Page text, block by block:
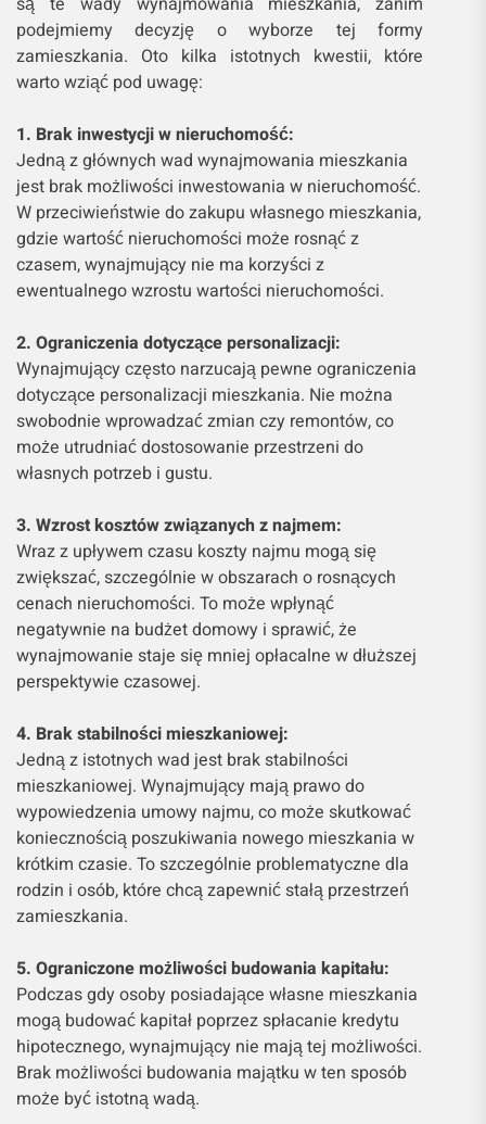
podejmiemy decyzję o wyborze tej formy
zamieszkania. Oto kilka istotnych kwestii, które
warto wziąć pod uwagę:
1. Brak inwestycji w nieruchomość:
Jedną z głównych wad wynajmowania mieszkania
jest brak możliwości inwestowania w nieruchomość.
W przeciwieństwie do zakupu własnego mieszkania,
gdzie wartość nieruchomości może rosnąć z
czasem, wynajmujący nie ma korzyści z
ewentualnego wzrostu wartości nieruchomości.
2. Ograniczenia dotyczące personalizacji:
Wynajmujący często narzucają pewne ograniczenia
dotyczące personalizacji mieszkania. Nie można
swobodnie wprowadzać zmian czy remontów, co
może utrudniać dostosowanie przestrzeni do
własnych potrzeb i gustu.
3. Wzrost kosztów związanych z najmem:
Wraz z upływem czasu koszty najmu mogą się
zwiększać, szczególnie w obszarach o rosnących
cenach nieruchomości. To może wpłynąć
negatywnie na budżet domowy i sprawić, że
wynajmowanie staje się mniej opłacalne w dłuższej
perspektywie czasowej.
4. Brak stabilności mieszkaniowej:
Jedną z istotnych wad jest brak stabilności
mieszkaniowej. Wynajmujący mają prawo do
wypowiedzenia umowy najmu, co może skutkować
koniecznością poszukiwania nowego mieszkania w
krótkim czasie. To szczególnie problematyczne dla
rodzin i osób, które chcą zapewnić stałą przestrzeń
zamieszkania.
5. Ograniczone możliwości budowania kapitału:
Podczas gdy osoby posiadające własne mieszkania
mogą budować kapitał poprzez spłacanie kredytu
hipotecznego, wynajmujący nie mają tej możliwości.
Brak możliwości budowania majątku w ten sposób
może być istotną wadą.